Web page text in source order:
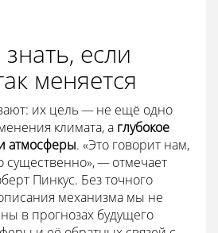
если
меняется
их цель — не ещё одно
климата, а глубокое
атмосферы. «Это говорит нам,
существенно», — отмечает
Пинкус. Без точного
механизма мы не
в прогнозах будущего